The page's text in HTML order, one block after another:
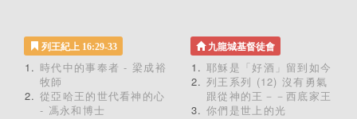
列王紀上 16:29-33
時代中的事奉者 - 梁成裕
牧師
從亞哈王的世代看神的心
- 馮永和博士
九龍城基督徒會
耶穌是「好酒」留到如今
列王系列 (12) 沒有勇氣
跟從神的王－－西底家王
你們是世上的光